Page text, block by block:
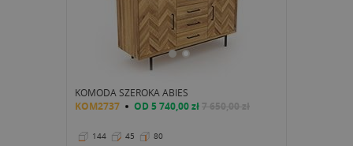
KOMODA SZEROKA ABIES
KOM2737 OD 5 740,00 zł7 650,00 zł
144 45 80